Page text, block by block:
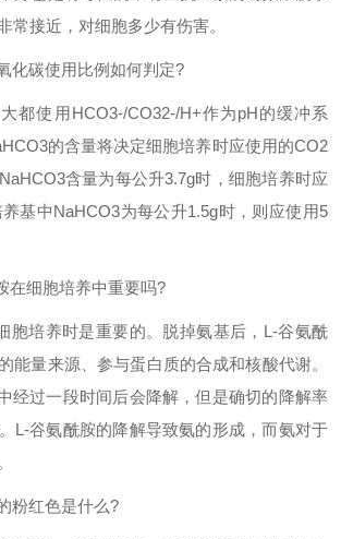
常接近，对细胞多少有伤害。
化碳使用比例如何判定?
都使用 HCO3-/CO32-/H+作为pH的缓冲系
的含量将决定细胞培养时应使用的CO2
NaHCO3含量为每公升3.7g时，细胞培养时应
基中NaHCO3为每公升1.5g时，则应使用5
在细胞培养中重要吗?
胞培养时是重要的。脱掉氨基后， L-谷氨酰
能量来源、参与蛋白质的合成和核酸代谢。
经过一段时间后会降解，但是确切的降解率
L-谷氨酰胺的降解导致氨的形成，而氨对于
粉红色是什么?